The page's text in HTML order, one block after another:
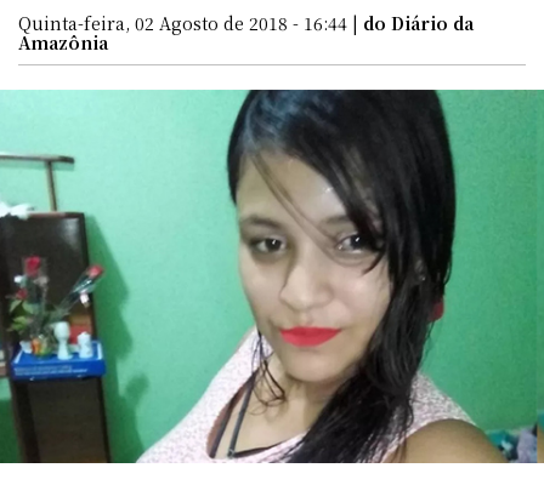
Quinta-feira, 02 Agosto de 2018 - 16:44 | do Diário da
Amazônia